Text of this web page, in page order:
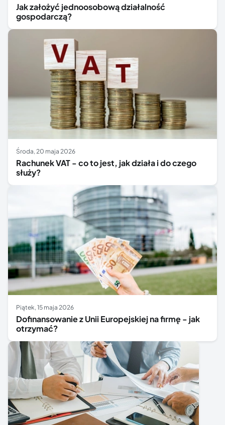
Jak założyć jednoosobową działalność
gospodarczą?
środa, 20 maja 2026
Rachunek VAT - co to jest, jak działa i do czego
służy?
piątek, 15 maja 2026
Dofinansowanie z Unii Europejskiej na firmę - jak
otrzymać?